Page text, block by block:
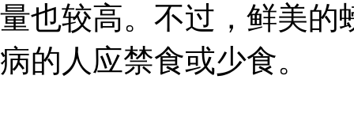
量也较高。不过，鲜美的
病的人应禁食或少食。